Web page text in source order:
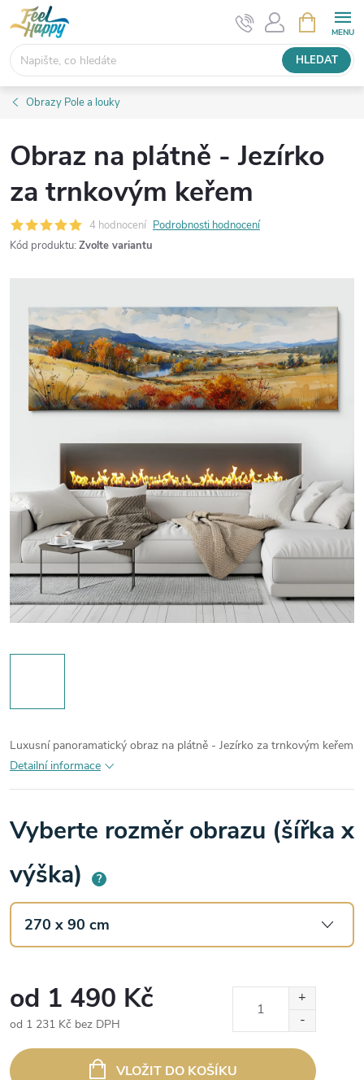
Přejít
na
obsah
HLEDAT
NÁKUPNÍ
KOŠÍK
Obrazy Pole a louky
Obraz na plátně - Jezírko
za trnkovým keřem
4 hodnocení Podrobnosti hodnocení
Kód produktu: Zvolte variantu
Luxusní panoramatický obraz na plátně - Jezírko za trnkovým keřem
Detailní informace
Vyberte rozměr obrazu (šířka x
výška)
?
od 1 490 Kč
od 1 231 Kč bez DPH
cena:
VLOŽIT DO KOŠÍKU